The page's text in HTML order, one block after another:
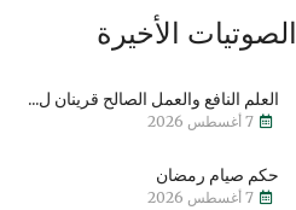
الصوتيات الأخيرة
العلم النافع والعمل الصالح قرينان ل...
7 أغسطس 2026
حكم صيام رمضان
7 أغسطس 2026